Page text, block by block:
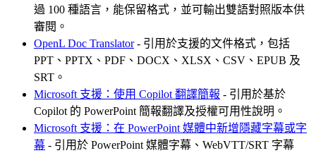
過 100 種語言，能保留格式，並可輸出雙語對照版本供
審閱。
OpenL Doc Translator- 引用於支援的文件格式，包括
PPT、PPTX、PDF、DOCX、XLSX、CSV、EPUB 及
SRT。
Microsoft 支援：使用 Copilot 翻譯簡報 - 引用於基於
Copilot 的 PowerPoint 簡報翻譯及授權可用性說明。
Microsoft 支援：在 PowerPoint 媒體中新增隱藏字幕或字
幕 - 引用於 PowerPoint 媒體字幕、WebVTT/SRT 字幕